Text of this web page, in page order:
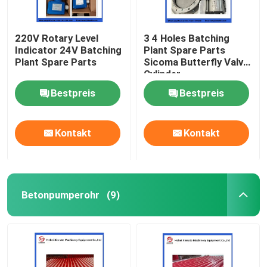
220V Rotary Level
Indicator 24V Batching
Plant Spare Parts
Bestpreis
Kontakt
3 4 Holes Batching
Plant Spare Parts
Sicoma Butterfly Valve
Cylinder
Electropneumatic
Actuator Cylinder
Bestpreis
Kontakt
Betonpumperohr (9)